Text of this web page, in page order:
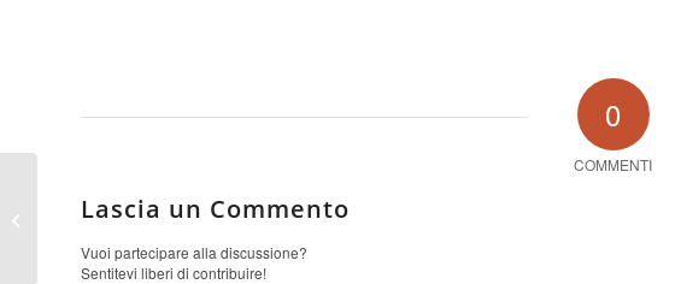
0
COMMENTI
Lascia un Commento
Vuoi partecipare alla discussione?
Sentitevi liberi di contribuire!
Autorizzazione Esercizio Funebre